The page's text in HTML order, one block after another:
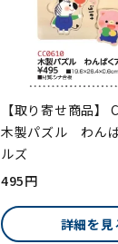
【取り寄せ商品
木製パズル わん
ルズ
495円
詳細を見